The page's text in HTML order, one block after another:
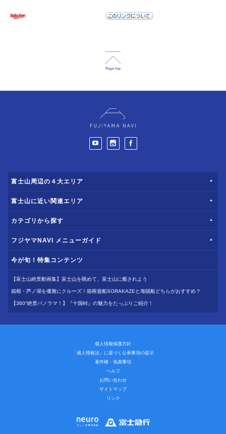
富士山周辺の４大エリア
富士山に近い関連エリア
カテゴリから探す
フジヤマNAVI メニューガイド
今が旬！特集コンテンツ
【富士山絶景動画集】富士山を眺めて、富士山に癒されよう
箱根・芦ノ湖を優雅にクルーズ！箱根遊船SORAKAZEと海賊船どちらがおすすめ？
【360°絶景パノラマ！】『十国峠』の魅力をたっぷりご紹介！
個人情報保護方針
「個人情報法」に基づく公表事項の提示
著作権・免責事項
ヘルプ
お問い合わせ
サイトマップ
リンク